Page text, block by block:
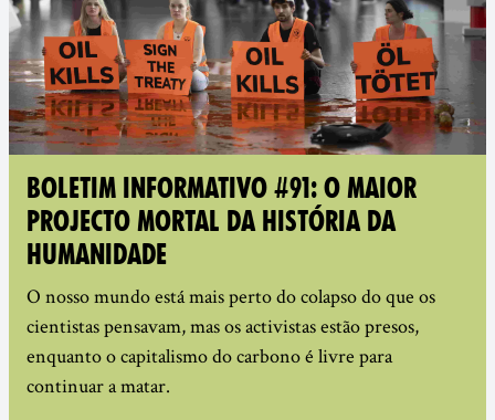
BOLETIM INFORMATIVO #91: O MAIOR
PROJECTO MORTAL DA HISTÓRIA DA
HUMANIDADE
O nosso mundo está mais perto do colapso do que os
cientistas pensavam, mas os activistas estão presos,
enquanto o capitalismo do carbono é livre para
continuar a matar.